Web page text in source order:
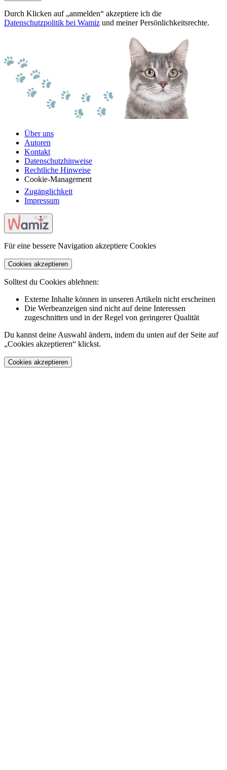
Durch Klicken auf „anmelden“ akzeptiere ich die
Datenschutzpolitik bei Wamiz und meiner Persönlichkeitsrechte.
Über uns
Autoren
Kontakt
Datenschutzhinweise
Rechtliche Hinweise
Cookie-Management
Zugänglichkeit
Impressum
Für eine bessere Navigation akzeptiere Cookies
Cookies akzeptieren
Solltest du Cookies ablehnen:
Externe Inhalte können in unseren Artikeln nicht erscheinen
Die Werbeanzeigen sind nicht auf deine Interessen
zugeschnitten und in der Regel von geringerer Qualität
Du kannst deine Auswahl ändern, indem du unten auf der Seite auf
„Cookies akzeptieren“ klickst.
Cookies akzeptieren